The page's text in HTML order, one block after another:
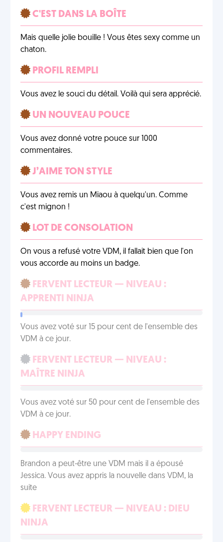
C'EST DANS LA BOÎTE
Mais quelle jolie bouille ! Vous êtes sexy comme un
chaton.
PROFIL REMPLI
Vous avez le souci du détail. Voilà qui sera apprécié.
UN NOUVEAU POUCE
Vous avez donné votre pouce sur 1000
commentaires.
J’AIME TON STYLE
Vous avez remis un Miaou à quelqu'un. Comme
c'est mignon !
LOT DE CONSOLATION
On vous a refusé votre VDM, il fallait bien que l'on
vous accorde au moins un badge.
FERVENT LECTEUR — NIVEAU :
APPRENTI NINJA
Vous avez voté sur 15 pour cent de l'ensemble des
VDM à ce jour.
FERVENT LECTEUR — NIVEAU :
MAÎTRE NINJA
Vous avez voté sur 50 pour cent de l'ensemble des
VDM à ce jour.
HAPPY ENDING
Brandon a peut-être une VDM mais il a épousé
Jessica. Vous avez appris la nouvelle dans VDM, la
suite
FERVENT LECTEUR — NIVEAU : DIEU
NINJA